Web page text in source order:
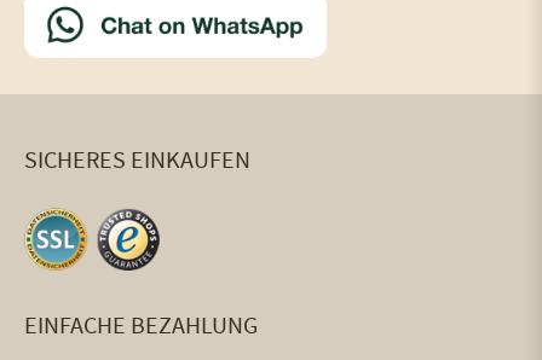
SICHERES EINKAUFEN
EINFACHE BEZAHLUNG